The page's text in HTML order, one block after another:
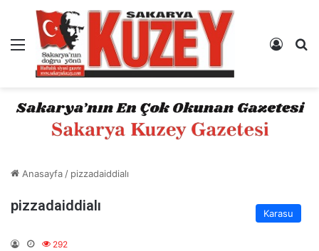
Menü Kayıt
Anasayfa/ pizzadaiddialı
pizzadaiddialı Karasu
292